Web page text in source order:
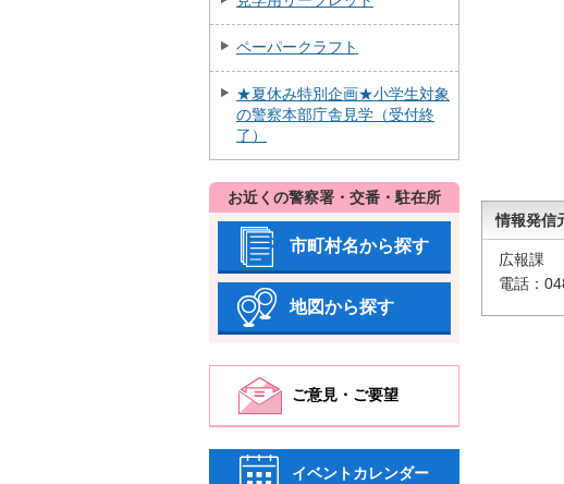
ペーパークラフト
★夏休み特別企画★小学生対象
の警察本部庁舎見学（受付終
了）
お近くの警察署・交番・駐在所
市町村名から探す
地図から探す
ご意見・ご要望
イベントカレンダー
情報発信
広報課
電話：